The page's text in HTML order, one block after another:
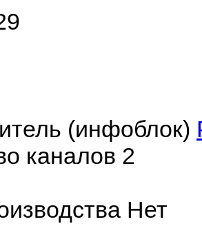
(инфоблок)
каналов 2
Нет